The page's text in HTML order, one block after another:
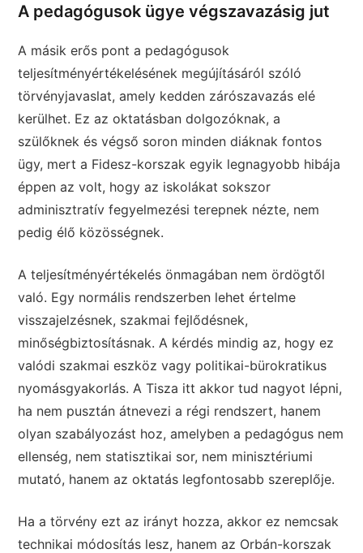
A pedagógusok ügye végszavazásig jut
A másik erős pont a pedagógusok
teljesítményértékelésének megújításáról szóló
törvényjavaslat, amely kedden zárószavazás elé
kerülhet. Ez az oktatásban dolgozóknak, a
szülőknek és végső soron minden diáknak fontos
ügy, mert a Fidesz-korszak egyik legnagyobb hibája
éppen az volt, hogy az iskolákat sokszor
adminisztratív fegyelmezési terepnek nézte, nem
pedig élő közösségnek.
A teljesítményértékelés önmagában nem ördögtől
való. Egy normális rendszerben lehet értelme
visszajelzésnek, szakmai fejlődésnek,
minőségbiztosításnak. A kérdés mindig az, hogy ez
valódi szakmai eszköz vagy politikai-bürokratikus
nyomásgyakorlás. A Tisza itt akkor tud nagyot lépni,
ha nem pusztán átnevezi a régi rendszert, hanem
olyan szabályozást hoz, amelyben a pedagógus nem
ellenség, nem statisztikai sor, nem minisztériumi
mutató, hanem az oktatás legfontosabb szereplője.
Ha a törvény ezt az irányt hozza, akkor ez nemcsak
technikai módosítás lesz, hanem az Orbán-korszak